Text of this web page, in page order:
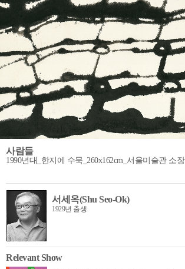
사람들
1990년대_한지에 수묵_260x162cm_서울미술관 소장
서세옥(Shu Seo-Ok)
1929년 출생
Relevant Show